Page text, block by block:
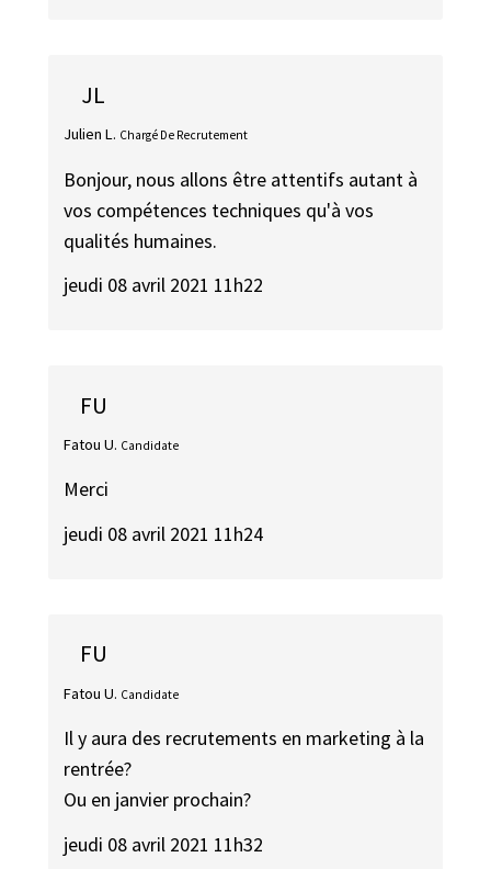
JL
Julien L. Chargé De Recrutement
Bonjour, nous allons être attentifs autant à
vos compétences techniques qu'à vos
qualités humaines.
jeudi 08 avril 2021 11h22
FU
Fatou U. Candidate
Merci
jeudi 08 avril 2021 11h24
FU
Fatou U. Candidate
Il y aura des recrutements en marketing à la
rentrée?
Ou en janvier prochain?
jeudi 08 avril 2021 11h32